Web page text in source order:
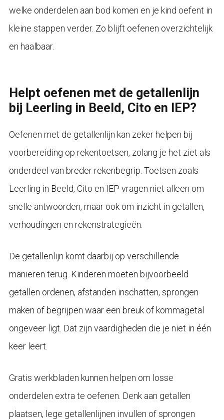
welke onderdelen aan bod komen en je kind oefent in
kleine stappen verder. Zo blijft oefenen overzichtelijk
en haalbaar.
Helpt oefenen met de getallenlijn
bij Leerling in Beeld, Cito en IEP?
Oefenen met de getallenlijn kan zeker helpen bij
voorbereiding op rekentoetsen, zolang je het ziet als
onderdeel van breder rekenbegrip. Toetsen zoals
Leerling in Beeld, Cito en IEP vragen niet alleen om
snelle antwoorden, maar ook om inzicht in getallen,
verhoudingen en rekenstrategieën.
De getallenlijn komt daarbij op verschillende
manieren terug. Kinderen moeten bijvoorbeeld
getallen ordenen, afstanden inschatten, sprongen
maken of begrijpen waar een breuk of kommagetal
ongeveer ligt. Dat zijn vaardigheden die je niet in één
keer leert.
Gratis werkbladen kunnen helpen om losse
onderdelen extra te oefenen. Denk aan getallen
plaatsen, lege getallenlijnen invullen of sprongen